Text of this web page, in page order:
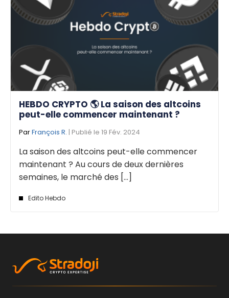
HEBDO CRYPTO 🌎 La saison des altcoins
peut-elle commencer maintenant ?
ParFrançois R. | Publié le 19 Fév. 2024
La saison des altcoins peut-elle commencer
maintenant ? Au cours de deux dernières
semaines, le marché des [...]
Edito Hebdo